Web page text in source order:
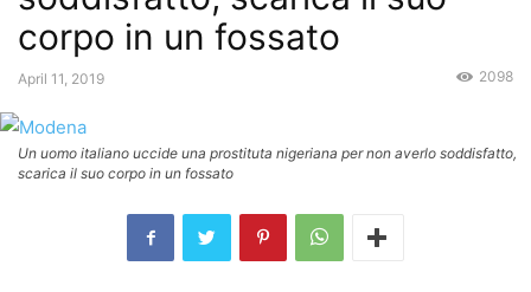
corpo in un fossato
April 11, 2019 2098
Un uomo italiano uccide una prostituta nigeriana per non averlo soddisfatto,
scarica il suo corpo in un fossato